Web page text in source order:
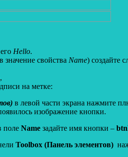
Hello.
значение свойства Name) создайте
на метке:
в левой части экрана нажмите
изображение кнопки.
поле Name задайте имя кнопки –
Toolbox (Панель элементов)